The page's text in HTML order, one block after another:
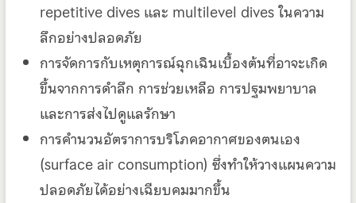
repetitive dives และ multilevel dives ในความ
ลึกอย่างปลอดภัย
การจัดการกับเหตุการณ์ฉุกเฉินเบื้องต้นที่อาจะเกิด
ขึ้นจากการดำลึก การช่วยเหลือ การปฐมพยาบาล
และการส่งไปดูแลรักษา
การคำนวนอัตราการบริโภคอากาศของตนเอง
(surface air consumption) ซึ่งทำให้วางแผนความ
ปลอดภัยได้อย่างเฉียบคมมากขึ้น